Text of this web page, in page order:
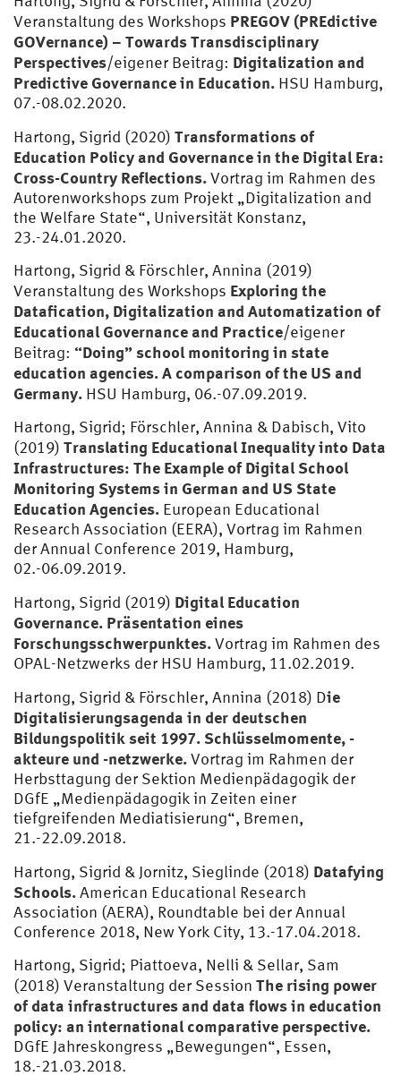
Veranstaltung des Workshops PREGOV (PREdictive
GOVernance) – Towards Transdisciplinary
Perspectives/eigener Beitrag: Digitalization and
Predictive Governance in Education. HSU Hamburg,
07.-08.02.2020.
Hartong, Sigrid (2020) Transformations of
Education Policy and Governance in the Digital Era:
Cross-Country Reflections.Vortrag im Rahmen des
Autorenworkshops zum Projekt „Digitalization and
the Welfare State“, Universität Konstanz,
23.-24.01.2020.
Hartong, Sigrid & Förschler, Annina (2019)
Veranstaltung des Workshops Exploring the
Datafication, Digitalization and Automatization of
Educational Governance and Practice/eigener
Beitrag: “Doing” school monitoring in state
education agencies. A comparison of the US and
Germany. HSU Hamburg, 06.-07.09.2019.
Hartong, Sigrid; Förschler, Annina & Dabisch, Vito
(2019) Translating Educational Inequality into Data
Infrastructures: The Example of Digital School
Monitoring Systems in German and US State
Education Agencies. European Educational
Research Association (EERA), Vortrag im Rahmen
der Annual Conference 2019, Hamburg,
02.-06.09.2019.
Hartong, Sigrid (2019) Digital Education
Governance. Präsentation eines
Forschungsschwerpunktes.Vortrag im Rahmen des
OPAL-Netzwerks der HSU Hamburg, 11.02.2019.
Hartong, Sigrid & Förschler, Annina (2018) Die
Digitalisierungsagenda in der deutschen
Bildungspolitik seit 1997. Schlüsselmomente, -
akteure und -netzwerke.Vortrag im Rahmen der
Herbsttagung der Sektion Medienpädagogik der
DGfE „Medienpädagogik in Zeiten einer
tiefgreifenden Mediatisierung“, Bremen,
21.-22.09.2018.
Hartong, Sigrid & Jornitz, Sieglinde (2018) Datafying
Schools.American Educational Research
Association (AERA), Roundtable bei der Annual
Conference 2018, New York City, 13.-17.04.2018.
Hartong, Sigrid; Piattoeva, Nelli & Sellar, Sam
(2018) Veranstaltung der Session The rising power
of data infrastructures and data flows in education
policy: an international comparative perspective.
DGfE Jahreskongress „Bewegungen“, Essen,
18.-21.03.2018.